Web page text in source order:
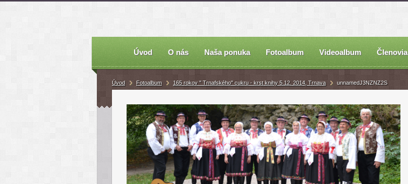
Úvod O nás Naša ponuka Fotoalbum Videoalbum Členovia
Úvod Fotoalbum 165 rokov " Trnafského" cukru - krst knihy 5.12. 2014, Trnava unnamedJ3NZNZ2S